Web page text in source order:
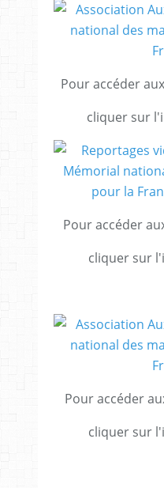
Pour accéder
cliquer sur
Pour accéder
cliquer sur
Pour accéder
cliquer sur